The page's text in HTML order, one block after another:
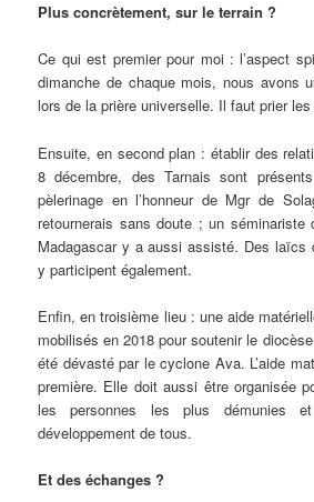
Plus concrètement, sur le terrain ?
Ce qui est premier pour moi : l’aspect
dimanche de chaque mois, nous avons
lors de la prière universelle. Il faut prier
Ensuite, en second plan : établir des
8 décembre, des Tarnais sont
pèlerinage en l’honneur de Mgr de
retournerais sans doute ; un
Madagascar y a aussi assisté. Des laïcs
y participent également.
Enfin, en troisième lieu : une aide
mobilisés en 2018 pour soutenir le
été dévasté par le cyclone Ava. L’aide
première. Elle doit aussi être organisée
les personnes les plus démunies
développement de tous.
Et des échanges ?